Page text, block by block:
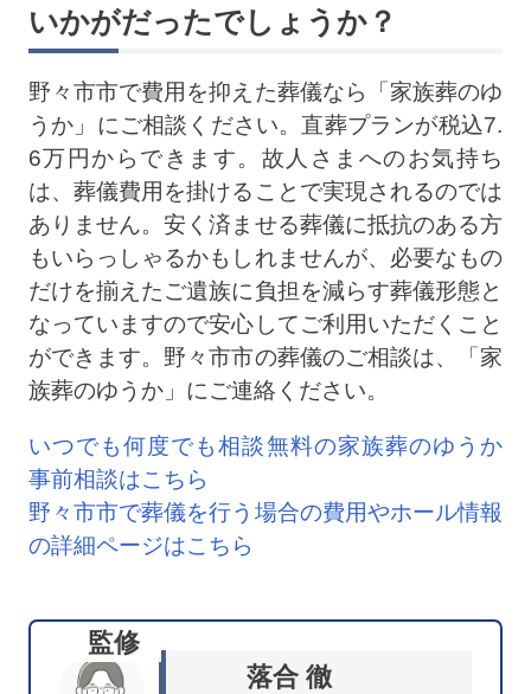
いかがだったでしょうか？
野々市市で費用を抑えた葬儀なら「家族葬のゆ
うか」にご相談ください。直葬プランが税込7.
6万円からできます。故人さまへのお気持ち
は、葬儀費用を掛けることで実現されるのでは
ありません。安く済ませる葬儀に抵抗のある方
もいらっしゃるかもしれませんが、必要なもの
だけを揃えたご遺族に負担を減らす葬儀形態と
なっていますので安心してご利用いただくこと
ができます。野々市市の葬儀のご相談は、「家
族葬のゆうか」にご連絡ください。
いつでも何度でも相談無料の家族葬のゆうか
事前相談はこちら
野々市市で葬儀を行う場合の費用やホール情報
の詳細ページはこちら
監修
落合 徹